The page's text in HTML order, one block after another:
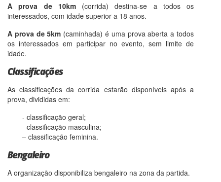
A prova de 10km(corrida) destina-se a todos os
interessados, com idade superior a 18 anos.
A prova de 5km (caminhada) é uma prova aberta a todos
os interessados em participar no evento, sem limite de
idade.
Classificações
As classificações da corrida estarão disponíveis após a
prova, divididas em:
- classificação geral;
- classificação masculina;
– classificação feminina.
Bengaleiro
A organização disponibiliza bengaleiro na zona da partida.